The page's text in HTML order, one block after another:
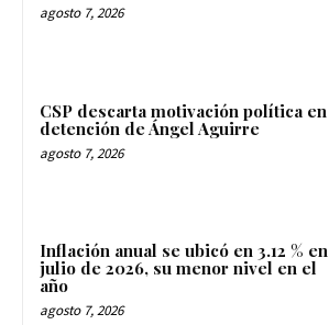
agosto 7, 2026
CSP descarta motivación política en
detención de Ángel Aguirre
agosto 7, 2026
Inflación anual se ubicó en 3.12 % en
julio de 2026, su menor nivel en el
año
agosto 7, 2026